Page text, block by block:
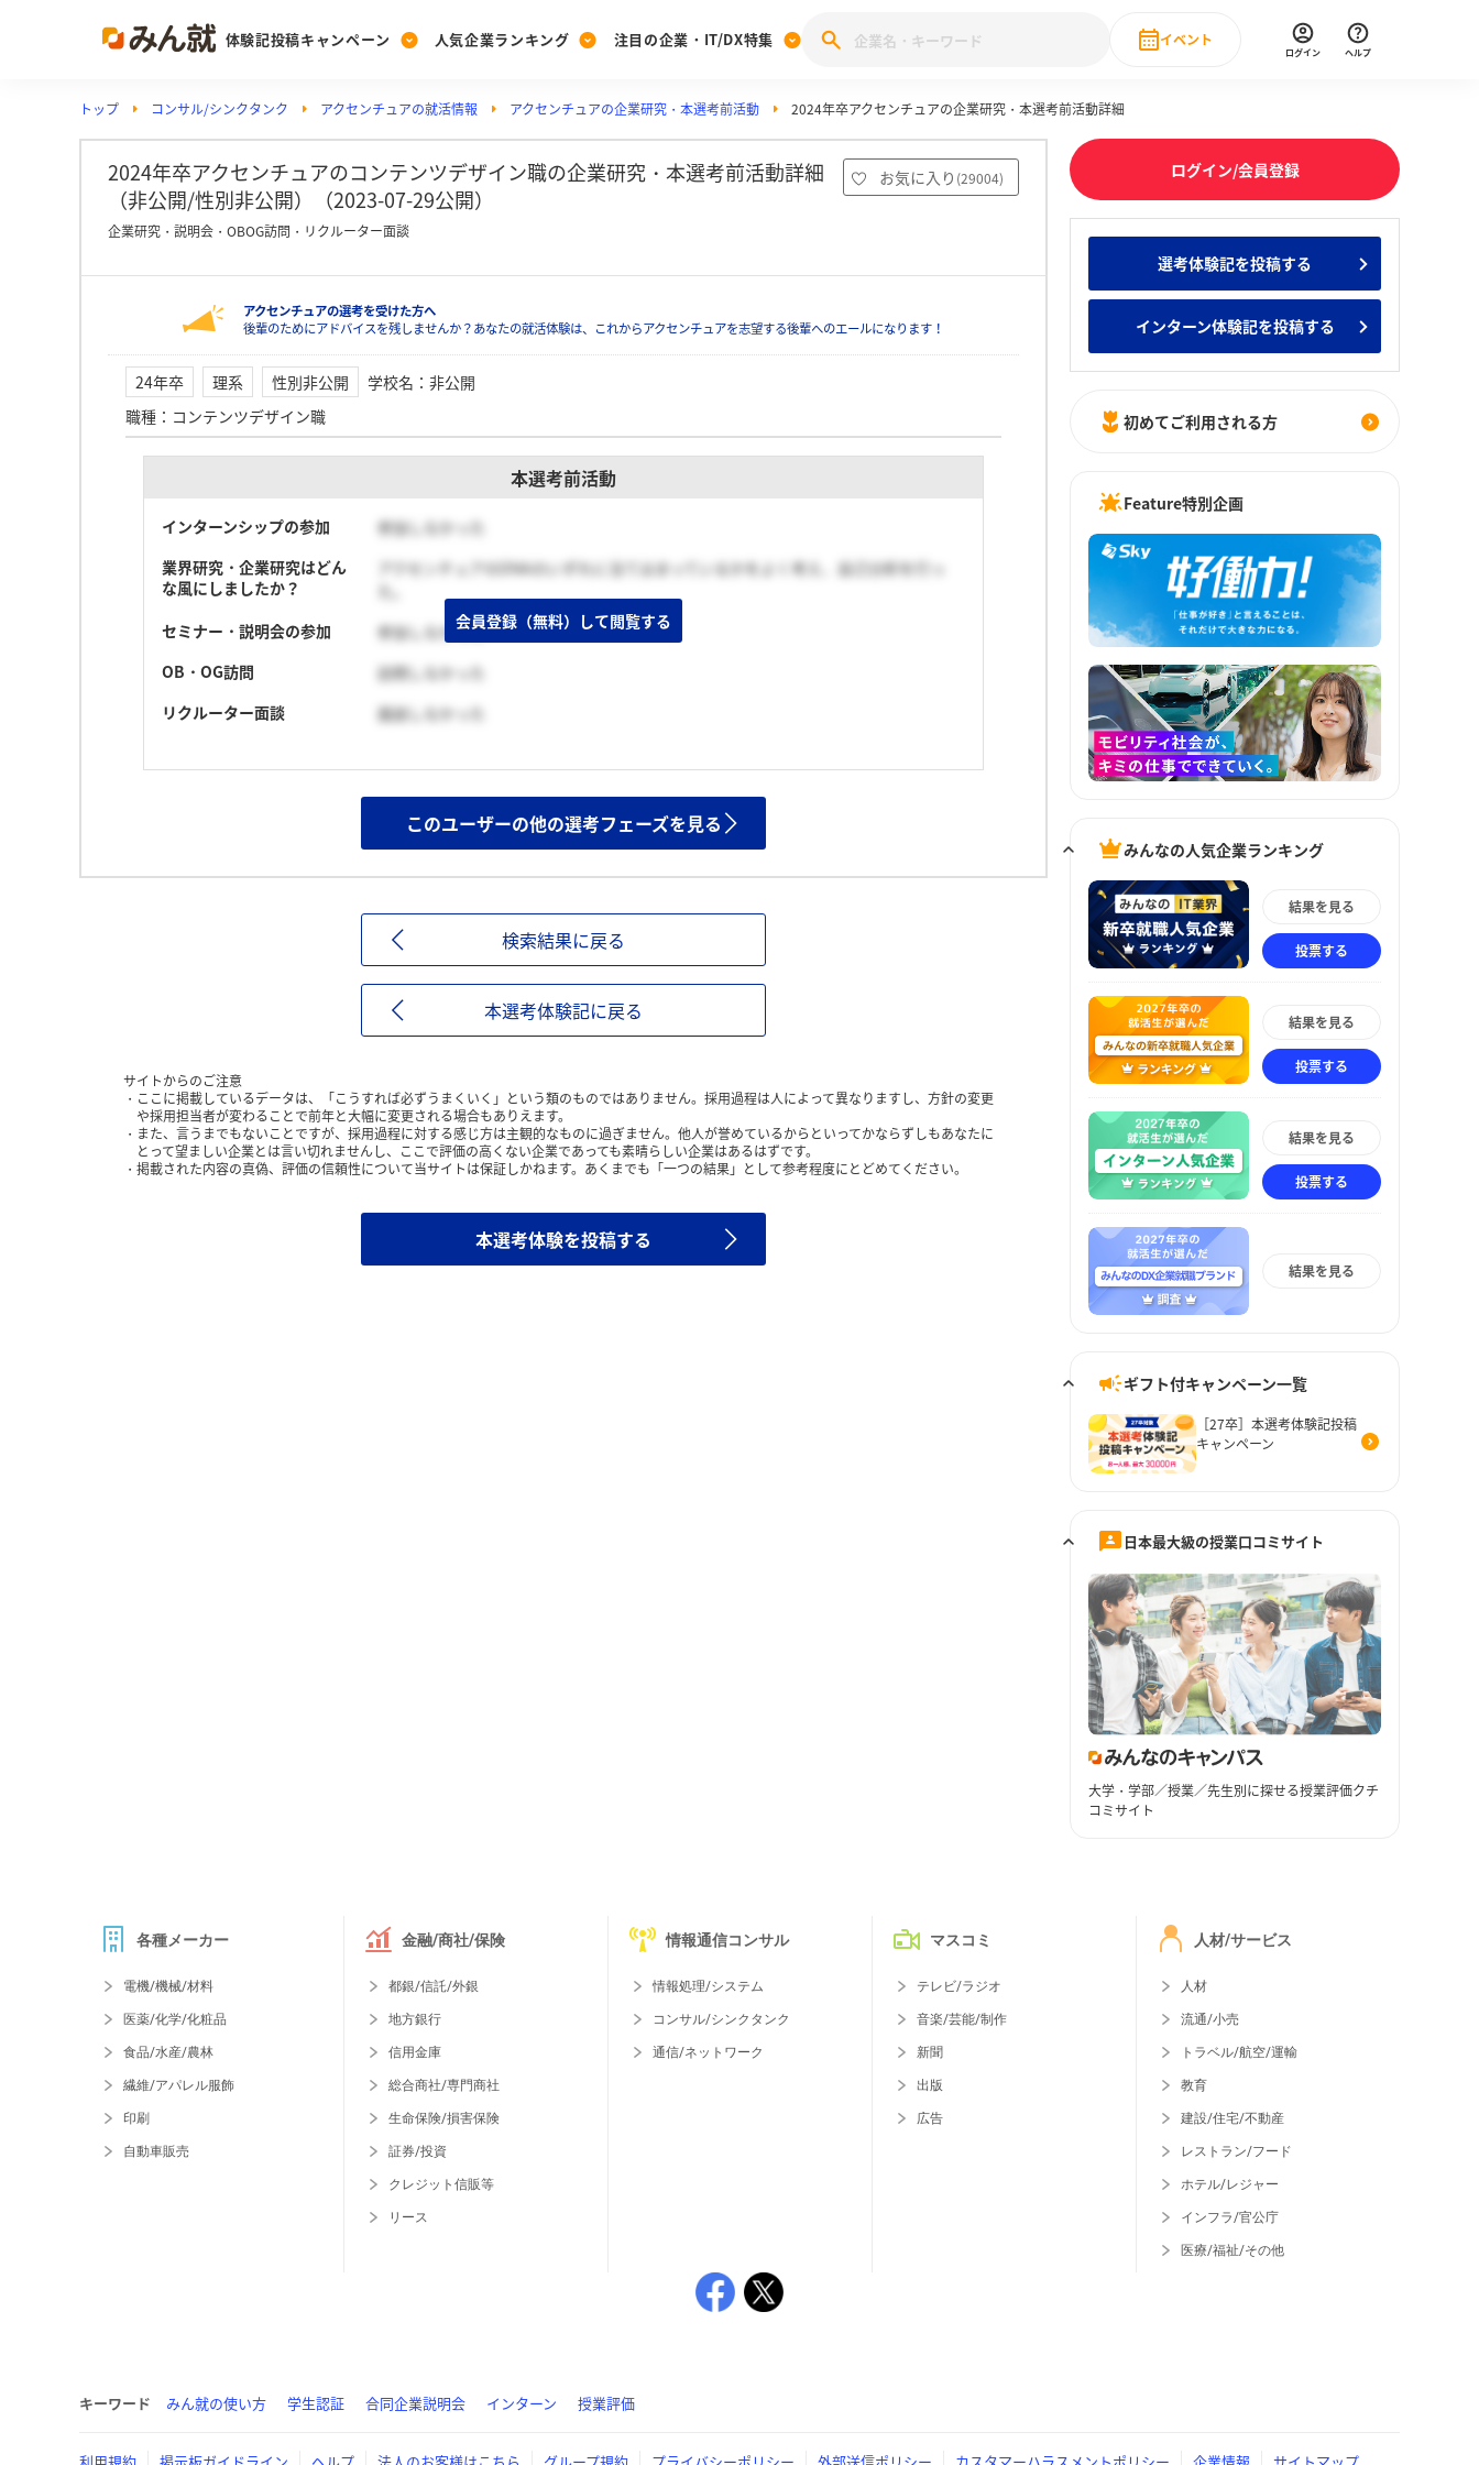
体験記投稿キャンペーン
Post
投稿する
[27卒] 本選考体験記投稿キャンペーン
人気企業ランキング
Ranking
ランキングを見る
みんなのDX企業就職ブランド調査
Vote みんなの新卒就職人気企業ランキング みんなのインターン人気企業ランキ
注目の企業・IT/DX特集
PickUp
注目の企業特集
28卒 IT・DX現場社員インタビュー
動画で知ろう！業界・企業研究
イベント
直近のイベント一覧
ログイン ヘルプ
トップ コンサル/シンクタンク アクセンチュアの就活情報 アクセンチュアの企業研究・本選考前活動 2024年卒アクセンチュアの企業研究・本選考前活動詳細
2024年卒アクセンチュアのコンテンツデザイン職の企業研究・本選考前活動詳細
（非公開/性別非公開）（2023-07-29公開）
お気に入り (29004)
企業研究・説明会・OBOG訪問・リクルーター面談
アクセンチュアの選考を受けた方へ
後輩のためにアドバイスを残しませんか？あなたの就活体験は、これからアクセンチュアを志望する後輩へのエールになります！
24年卒 理系 性別非公開 学校名 ： 非公開
職種 ： コンテンツデザイン職
本選考前活動
インターンシップの参加
参加しなかった
業界研究・企業研究はどん
な風にしましたか？
アクセンチュアのDNAのいずれに当てはまっているかをよく考え、自己分析を行っ
セミナー・説明会の参加
参加しなかった
OB・OG訪問
訪問しなかった
リクルーター面談
面談しなかった
会員登録（無料）して閲覧する
このユーザーの他の選考フェーズを見る
検索結果に戻る
本選考体験記に戻る
サイトからのご注意
ここに掲載しているデータは、「こうすれば必ずうまくいく」という類のものではありません。採用過程は人によって異なりますし、方針の変更
や採用担当者が変わることで前年と大幅に変更される場合もありえます。
また、言うまでもないことですが、採用過程に対する感じ方は主観的なものに過ぎません。他人が誉めているからといってかならずしもあなたに
とって望ましい企業とは言い切れませんし、ここで評価の高くない企業であっても素晴らしい企業はあるはずです。
掲載された内容の真偽、評価の信頼性について当サイトは保証しかねます。あくまでも「一つの結果」として参考程度にとどめてください。
本選考体験を投稿する
ログイン/会員登録
選考体験記を投稿する
インターン体験記を投稿する
初めてご利用される方
Feature特別企画
みんなの人気企業ランキング
結果を見る
投票する
結果を見る
投票する
結果を見る
投票する
結果を見る
ギフト付キャンペーン一覧
［27卒］本選考体験記投稿
キャンペーン
日本最大級の授業口コミサイト
大学・学部／授業／先生別に探せる授業評価クチ
コミサイト
各種メーカー
電機/機械/材料
医薬/化学/化粧品
食品/水産/農林
繊維/アパレル服飾
印刷
自動車販売
金融/商社/保険
都銀/信託/外銀
地方銀行
信用金庫
総合商社/専門商社
生命保険/損害保険
証券/投資
クレジット信販等
リース
情報通信コンサル
情報処理/システム
コンサル/シンクタンク
通信/ネットワーク
マスコミ
テレビ/ラジオ
音楽/芸能/制作
新聞
出版
広告
人材/サービス
人材
流通/小売
トラベル/航空/運輸
教育
建設/住宅/不動産
レストラン/フード
ホテル/レジャー
インフラ/官公庁
医療/福祉/その他
キーワード みん就の使い方 学生認証 合同企業説明会 インターン 授業評価